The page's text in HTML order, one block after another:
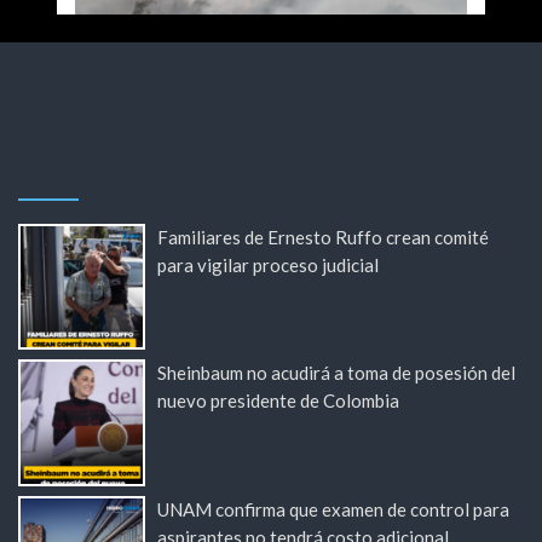
Familiares de Ernesto Ruffo crean comité
para vigilar proceso judicial
Sheinbaum no acudirá a toma de posesión del
nuevo presidente de Colombia
UNAM confirma que examen de control para
aspirantes no tendrá costo adicional